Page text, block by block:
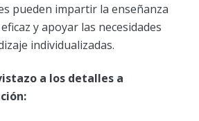
pueden impartir la enseñanza
y apoyar las necesidades
individualizadas.
a los detalles a